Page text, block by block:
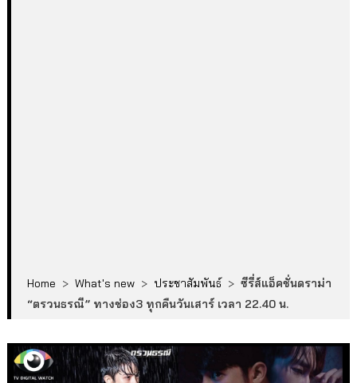
Home > What's new > ประชาสัมพันธ์ > ซีรี่ส์แอ็คชั่นดราม่า
“ตรวนธรณี” ทางช่อง3 ทุกคืนวันเสาร์ เวลา 22.40 น.